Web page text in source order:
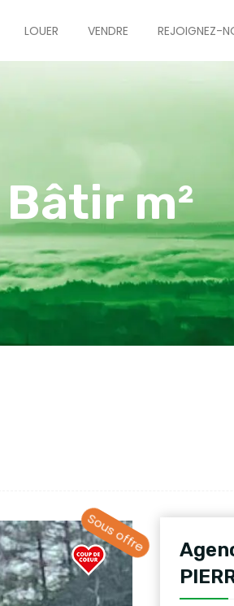
LOUER VENDRE REJOIGNEZ-
m²
Sous offre